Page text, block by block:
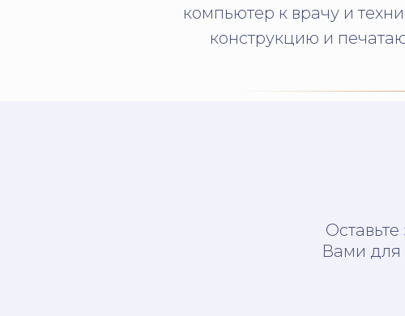
компьютер к врачу и
конструкцию и
Вами для